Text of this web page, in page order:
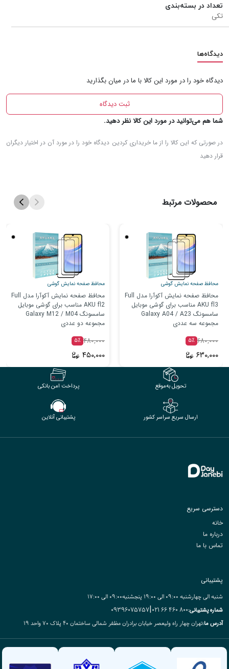
تعداد در بسته‌بندی
تکی
دیدگاه‌ها
دیدگاه‌ خود را در مورد این کالا با ما در میان بگذارید
ثبت دیدگاه‌
شما هم می‌توانید در مورد این کالا نظر دهید.
در صورتی که این کالا را از ما خریداری کردین دیدگاه خود را در مورد آن در اختیار دیگران
قرار دهید
محصولات مرتبط
محافظ صفحه نمایش گوشی
محافظ صفحه نمایش آکوآرا مدل Full
AKU fl3 مناسب برای گوشی موبایل
سامسونگ Galaxy A04 / A23
مجموعه سه عددی
۶۸۰,۰۰۰ ۵٪
۶۳۰,۰۰۰
محافظ صفحه نمایش گوشی
محافظ صفحه نمایش آکوآرا مدل Full
AKU fl2 مناسب برای گوشی موبایل
سامسونگ Galaxy M12 / M04
مجموعه دو عددی
۴۸۰,۰۰۰ ۵٪
۴۵۰,۰۰۰
تحویل به‌موقع پرداخت امن بانکی
ارسال سریع سراسر کشور پشتیبانی آنلاین
دسترسی سریع
خانه
درباره ما
تماس با ما
پشتیبانی
شنبه الی چهارشنبه ۰9:۰۰ الی 19:۰۰ پنجشنبه۰9:۰۰ الی 17:00
شماره پشتیبانی:800 460 66 021
|
09396075757
آدرس ما:تهران چهار راه ولیعصر خیابان برادران مظفر شمالی ساختمان ۴۰ پلاک ۷۰ واحد ۱۹